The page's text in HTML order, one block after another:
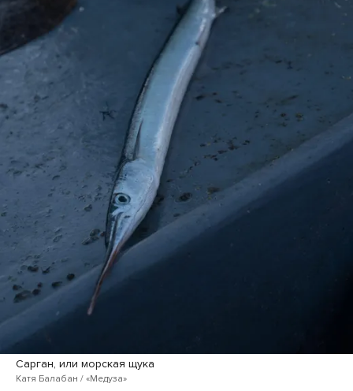
Сарган, или морская щука
Катя Балабан / «Медуза»